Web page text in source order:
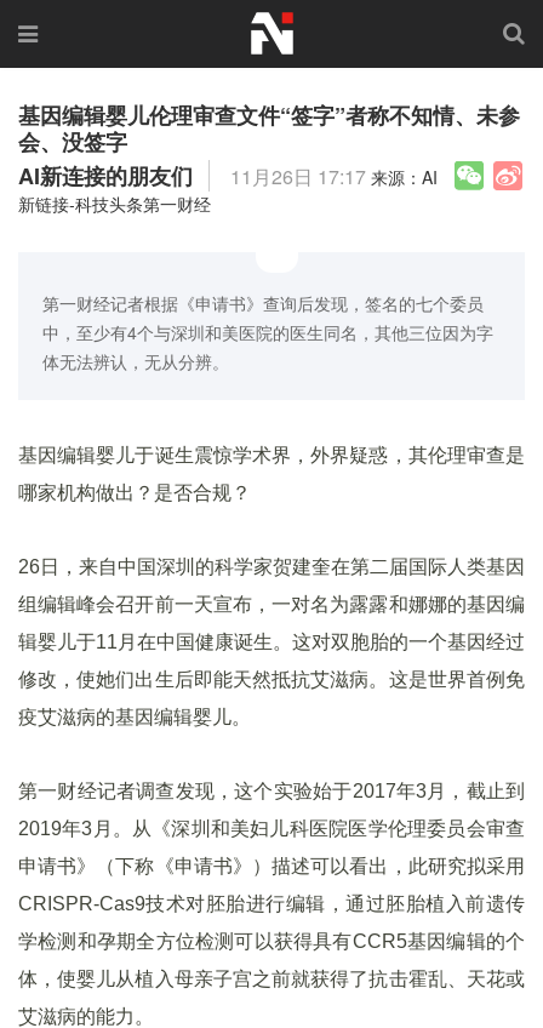
基因编辑婴儿伦理审查文件“签字”者称不知情、未参
会、没签字
AI新连接的朋友们
11月26日 17:17 来源：AI
新链接-科技头条第一财经
第一财经记者根据《申请书》查询后发现，签名的七个委员
中，至少有4个与深圳和美医院的医生同名，其他三位因为字
体无法辨认，无从分辨。
基因编辑婴儿于诞生震惊学术界，外界疑惑，其伦理审查是
哪家机构做出？是否合规？
26日，来自中国深圳的科学家贺建奎在第二届国际人类基因
组编辑峰会召开前一天宣布，一对名为露露和娜娜的基因编
辑婴儿于11月在中国健康诞生。这对双胞胎的一个基因经过
修改，使她们出生后即能天然抵抗艾滋病。这是世界首例免
疫艾滋病的基因编辑婴儿。
第一财经记者调查发现，这个实验始于2017年3月，截止到
2019年3月。从《深圳和美妇儿科医院医学伦理委员会审查
申请书》（下称《申请书》）描述可以看出，此研究拟采用
CRISPR-Cas9技术对胚胎进行编辑，通过胚胎植入前遗传
学检测和孕期全方位检测可以获得具有CCR5基因编辑的个
体，使婴儿从植入母亲子宫之前就获得了抗击霍乱、天花或
艾滋病的能力。